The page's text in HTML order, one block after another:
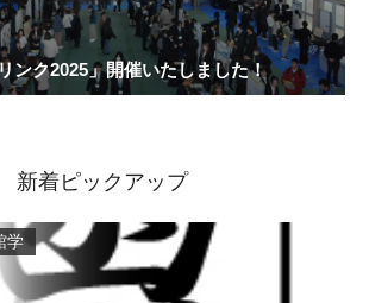
ンク2025」開催いたしました！
新着ピックアップ
学